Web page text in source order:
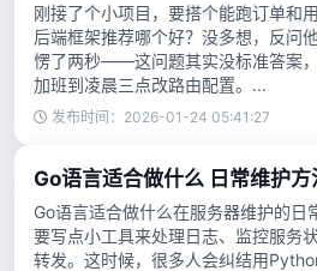
刚接了个小项目，要搭个能跑订单和
后端框架推荐哪个好？没多想，反问
愣了两秒——这问题其实没标准答案
加班到凌晨三点改路由配置。...
发布时间：2026-01-24 05:41:27
Go语言适合做什么 日常维护方
Go语言适合做什么在服务器维护的日
要写点小工具来处理日志、监控服务
转发。这时候，很多人会纠结用